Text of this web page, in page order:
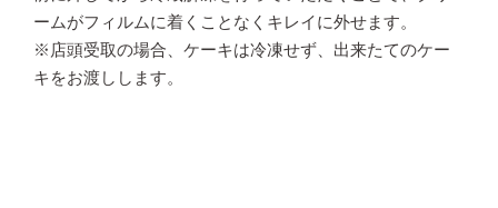
ームがフィルムに着くことなくキレイに外せます。
※店頭受取の場合、ケーキは冷凍せず、出来たてのケー
キをお渡しします。